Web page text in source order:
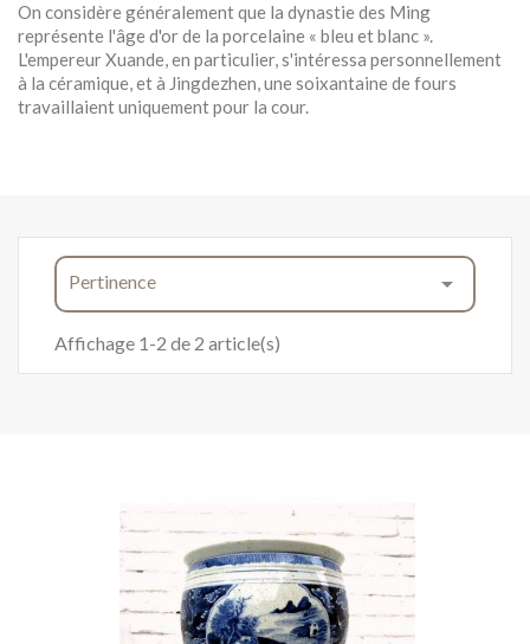
On considère généralement que la dynastie des Ming
représente l'âge d'or de la porcelaine « bleu et blanc ».
L'empereur Xuande, en particulier, s'intéressa personnellement
à la céramique, et à Jingdezhen, une soixantaine de fours
travaillaient uniquement pour la cour.
Pertinence 
Affichage 1-2 de 2 article(s)